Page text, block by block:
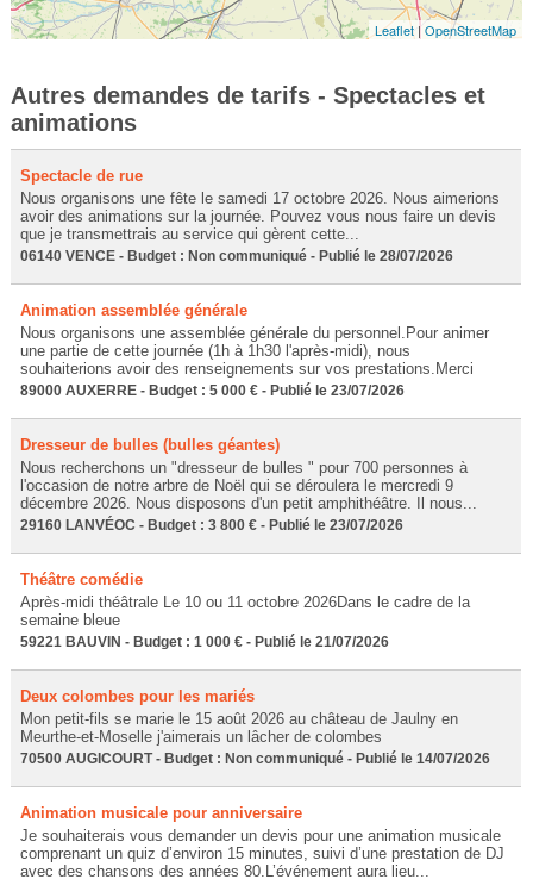
Leaflet |OpenStreetMap
Autres demandes de tarifs - Spectacles et
animations
Spectacle de rue
Nous organisons une fête le samedi 17 octobre 2026. Nous aimerions
avoir des animations sur la journée. Pouvez vous nous faire un devis
que je transmettrais au service qui gèrent cette...
06140 VENCE - Budget : Non communiqué - Publié le 28/07/2026
Animation assemblée générale
Nous organisons une assemblée générale du personnel.Pour animer
une partie de cette journée (1h à 1h30 l'après-midi), nous
souhaiterions avoir des renseignements sur vos prestations.Merci
89000 AUXERRE - Budget : 5 000 € - Publié le 23/07/2026
Dresseur de bulles (bulles géantes)
Nous recherchons un "dresseur de bulles " pour 700 personnes à
l'occasion de notre arbre de Noël qui se déroulera le mercredi 9
décembre 2026. Nous disposons d'un petit amphithéâtre. Il nous...
29160 LANVÉOC - Budget : 3 800 € - Publié le 23/07/2026
Théâtre comédie
Après-midi théâtrale Le 10 ou 11 octobre 2026Dans le cadre de la
semaine bleue
59221 BAUVIN - Budget : 1 000 € - Publié le 21/07/2026
Deux colombes pour les mariés
Mon petit-fils se marie le 15 août 2026 au château de Jaulny en
Meurthe-et-Moselle j'aimerais un lâcher de colombes
70500 AUGICOURT - Budget : Non communiqué - Publié le 14/07/2026
Animation musicale pour anniversaire
Je souhaiterais vous demander un devis pour une animation musicale
comprenant un quiz d’environ 15 minutes, suivi d’une prestation de DJ
avec des chansons des années 80.L’événement aura lieu...